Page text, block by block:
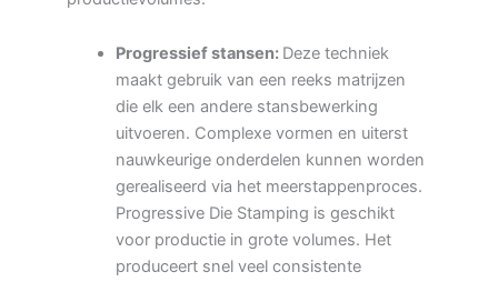
Progressief stansen: Deze techniek
maakt gebruik van een reeks matrijzen
die elk een andere stansbewerking
uitvoeren. Complexe vormen en uiterst
nauwkeurige onderdelen kunnen worden
gerealiseerd via het meerstappenproces.
Progressive Die Stamping is geschikt
voor productie in grote volumes. Het
produceert snel veel consistente